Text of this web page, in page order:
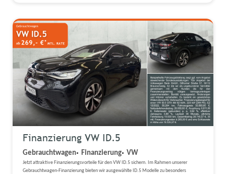
Finanzierung VW ID.5
Gebrauchtwagen Finanzierung VW
Jetzt attraktive Finanzierungsvorteile für den VW ID.5 sichern. Im Rahmen unserer
Gebrauchtwagen-Finanzierung bieten wir ausgewählte ID.5 Modelle zu besonders